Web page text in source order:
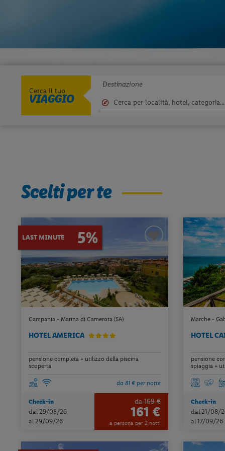
Cerca il tuo
VIAGGIO
Destinazione
Scelti per te
LAST MINUTE 5%
Campania - Marina di Camerota (SA)
HOTEL AMERICA
pensione completa + utilizzo della piscina
scoperta
da 81 € per notte
Check-in
dal 29/08/26
al 29/09/26
da 169 €
161 €
a persona per 2 notti
Marche -
HOTEL
pensione
spiaggia +
Check-in
dal 21/08/
al 17/09/26